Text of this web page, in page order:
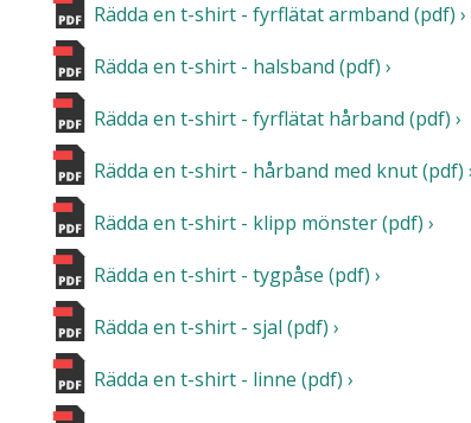
Rädda en t-shirt - fyrflätat armband (pdf)
Rädda en t-shirt - halsband (pdf)
Rädda en t-shirt - fyrflätat hårband (pdf)
Rädda en t-shirt - hårband med knut (pdf)
Rädda en t-shirt - klipp mönster (pdf)
Rädda en t-shirt - tygpåse (pdf)
Rädda en t-shirt - sjal (pdf)
Rädda en t-shirt - linne (pdf)